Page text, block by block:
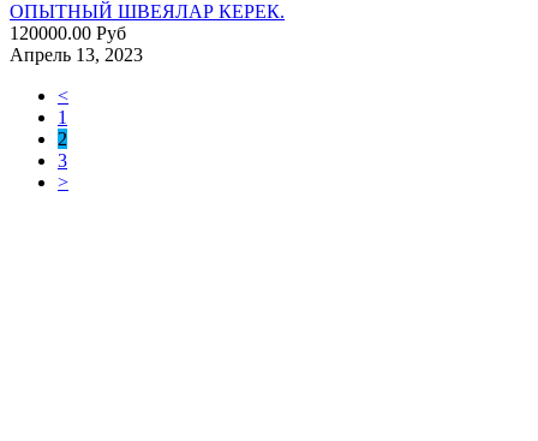
ОПЫТНЫЙ ШВЕЯЛАР КЕРЕК.
120000.00 Руб
Апрель 13, 2023
<
1
2
3
>